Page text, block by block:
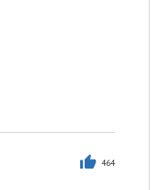
464